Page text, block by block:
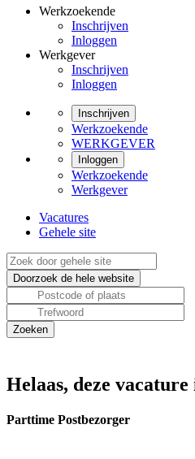
Werkzoekende
Inschrijven
Inloggen
Werkgever
Inschrijven
Inloggen
Inschrijven
Werkzoekende
WERKGEVER
Inloggen
Werkzoekende
Werkgever
Vacatures
Gehele site
Helaas, deze
Parttime Postbezorger